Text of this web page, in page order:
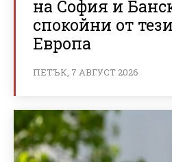
на София и
спокойни от
Европа
ПЕТЪК, 7 АВГУСТ 2026